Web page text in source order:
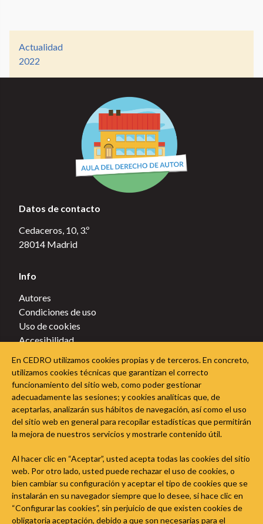
Actualidad
2022
Datos de contacto
Cedaceros, 10, 3.º
28014 Madrid
Info
Autores
Condiciones de uso
Uso de cookies
Accesibilidad
Política de cookies
Sigue a CEDRO en las redes sociales
En CEDRO utilizamos cookies propias y de terceros. En concreto,
utilizamos cookies técnicas que garantizan el correcto
funcionamiento del sitio web, como poder gestionar
adecuadamente las sesiones; y cookies analíticas que, de
aceptarlas, analizarán sus hábitos de navegación, así como el uso
del sitio web en general para recopilar estadísticas que permitirán
la mejora de nuestros servicios y mostrarle contenido útil.
Al hacer clic en “Aceptar”, usted acepta todas las cookies del sitio
web. Por otro lado, usted puede rechazar el uso de cookies, o
bien cambiar su configuración y aceptar el tipo de cookies que se
instalarán en su navegador siempre que lo desee, si hace clic en
“Configurar las cookies”, sin perjuicio de que existen cookies de
obligatoria aceptación, debido a que son necesarias para el